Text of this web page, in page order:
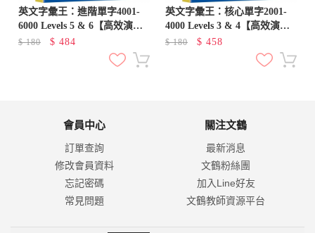
英文字彙王：進階單字4001-
6000 Levels 5 & 6【高效演練
版】(附試題本，加碼送半年免
$180 $ 484
英文字彙王：核心單字2001-
4000 Levels 3 & 4【高效演練
版】(附試題本，加碼送半年免
$180 $ 458
會員中心
訂單查詢
修改會員資料
忘記密碼
常見問題
關注文鶴
最新消息
文鶴粉絲團
加入Line好友
文鶴教師資源平台